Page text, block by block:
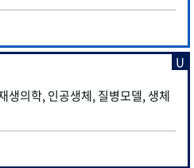
생의학, 인공생체, 질병모델, 생체
U